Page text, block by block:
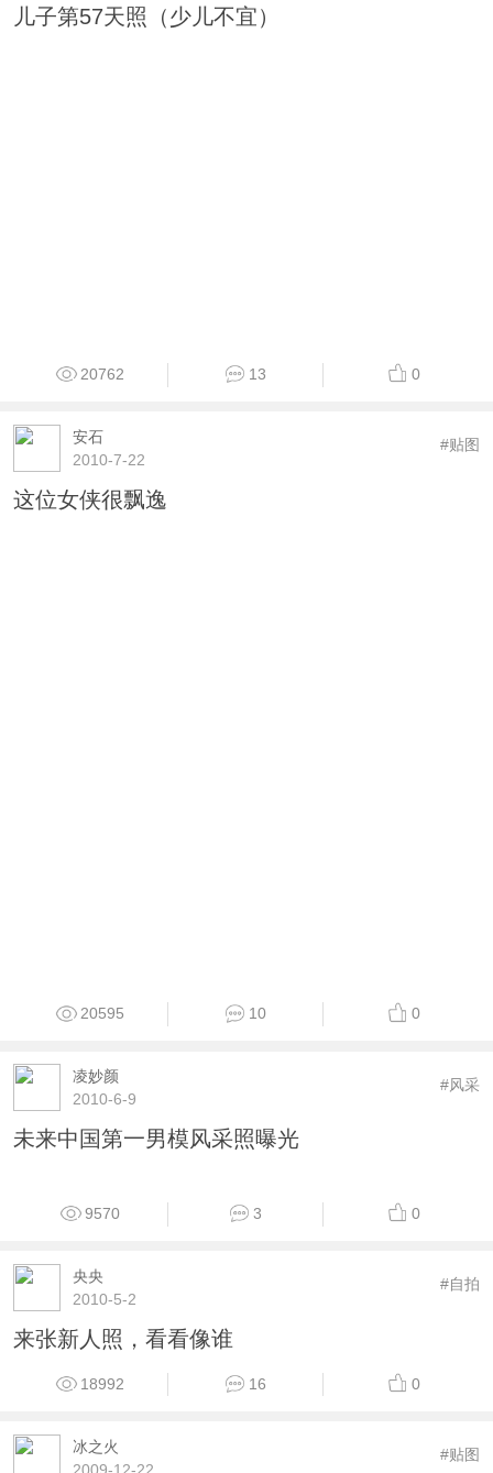
儿子第57天照（少儿不宜）
20762 13 0
安石
2010-7-22
#贴图
这位女侠很飘逸
20595 10 0
凌妙颜
2010-6-9
#风采
未来中国第一男模风采照曝光
9570 3 0
央央
2010-5-2
#自拍
来张新人照，看看像谁
18992 16 0
冰之火
2009-12-22
#贴图